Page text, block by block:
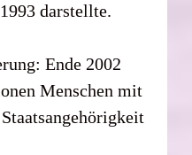
darstellte.
Ende 2002
Menschen mit